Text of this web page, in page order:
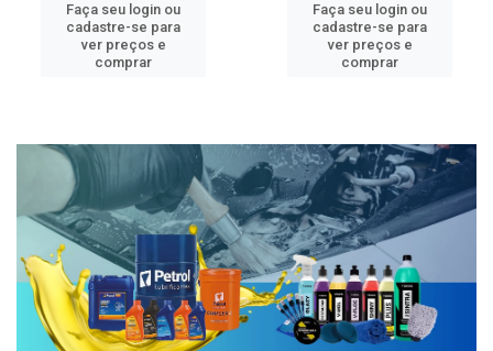
Faça seu login ou
cadastre-se para
ver preços e
comprar
Faça seu login ou
cadastre-se para
ver preços e
comprar